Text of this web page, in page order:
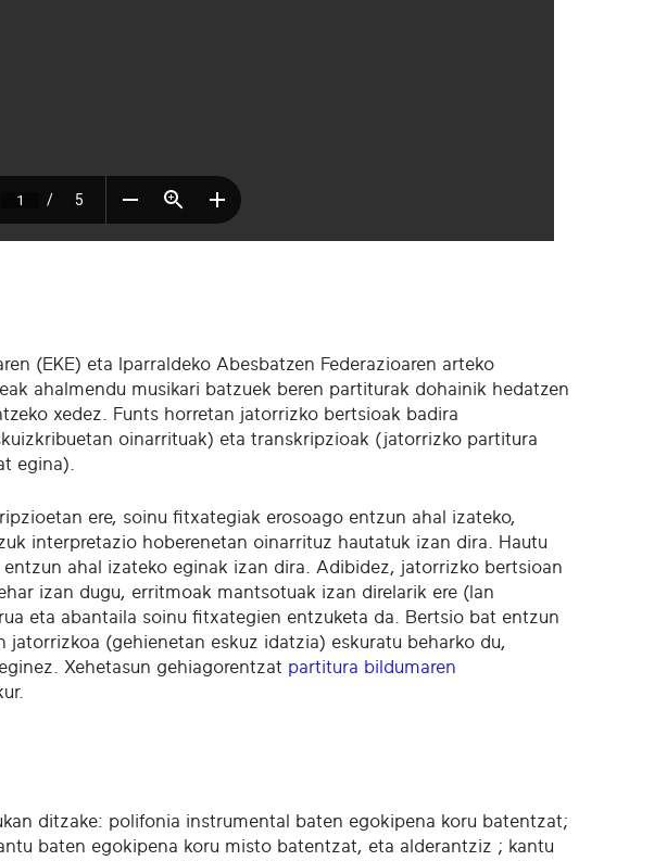
(EKE) eta Iparraldeko Abesbatzen Federazioaren arteko
ahalmendu musikari batzuek beren partiturak dohainik hedatzen
xedez. Funts horretan jatorrizko bertsioak badira
oinarrituak) eta transkripzioak (jatorrizko partitura
egina).
ere, soinu fitxategiak erosoago entzun ahal izateko,
interpretazio hoberenetan oinarrituz hautatuk izan dira. Hautu
ahal izateko eginak izan dira. Adibidez, jatorrizko bertsioan
izan dugu, erritmoak mantsotuak izan direlarik ere (lan
eta abantaila soinu fitxategien entzuketa da. Bertsio bat entzun
(gehienetan eskuz idatzia) eskuratu beharko du,
Xehetasun gehiagorentzat partitura bildumaren
ditzake: polifonia instrumental baten egokipena koru batentzat;
baten egokipena koru misto batentzat, eta alderantziz ; kantu